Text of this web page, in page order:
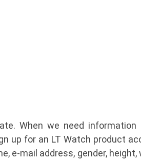
When we need
up for an LT Watch product
mail address, gender, height,